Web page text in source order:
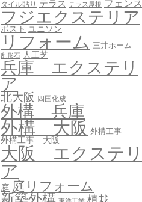
タイル貼り テラス テラス屋根 フェンス
フジエクステリア
ポスト ユニソン
リフォーム 三井ホーム
乱形石 人工芝
兵庫 エクステリ
ア
北大阪 四国化成
外構 兵庫
外構 大阪 外構工事
外構工事 大阪
大阪 エクステリ
ア
庭 庭リフォーム
新築外構 植栽